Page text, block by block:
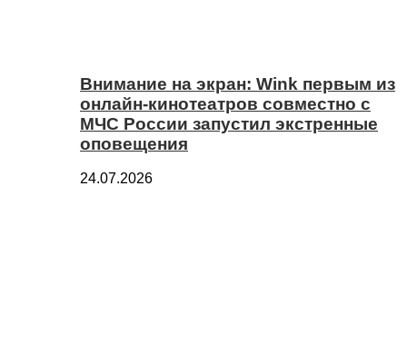
Внимание на экран: Wink первым из
онлайн-кинотеатров совместно с
МЧС России запустил экстренные
оповещения
24.07.2026